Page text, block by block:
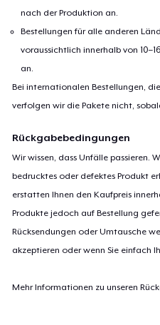
nach der Produktion an.
Bestellungen für alle anderen
voraussichtlich innerhalb von
an.
Bei internationalen Bestellungen,
verfolgen wir die Pakete nicht,
Rückgabebedingungen
Wir wissen, dass Unfälle passieren.
bedrucktes oder defektes Produkt
erstatten Ihnen den Kaufpreis
Produkte jedoch auf Bestellung
Rücksendungen oder Umtausche
akzeptieren oder wenn Sie einfach
Mehr Informationen zu unseren